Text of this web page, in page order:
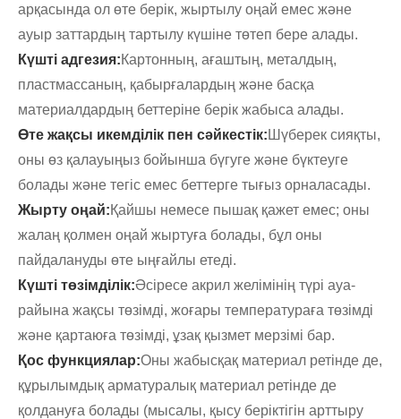
арқасында ол өте берік, жыртылу оңай емес және
ауыр заттардың тартылу күшіне төтеп бере алады.
Күшті адгезия:Картонның, ағаштың, металдың,
пластмассаның, қабырғалардың және басқа
материалдардың беттеріне берік жабыса алады.
Өте жақсы икемділік пен сәйкестік: Шүберек сияқты,
оны өз қалауыңыз бойынша бүгуге және бүктеуге
болады және тегіс емес беттерге тығыз орналасады.
Жырту оңай:Қайшы немесе пышақ қажет емес; оны
жалаң қолмен оңай жыртуға болады, бұл оны
пайдалануды өте ыңғайлы етеді.
Күшті төзімділік:Әсіресе акрил желімінің түрі ауа-
райына жақсы төзімді, жоғары температураға төзімді
және қартаюға төзімді, ұзақ қызмет мерзімі бар.
Қос функциялар:Оны жабысқақ материал ретінде де,
құрылымдық арматуралық материал ретінде де
қолдануға болады (мысалы, қысу беріктігін арттыру